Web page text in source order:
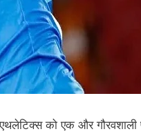
को एक और गौरवशाली